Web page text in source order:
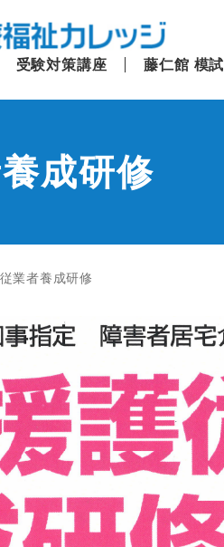
受験対策講座 藤仁館 模試
成研修
業者養成研修